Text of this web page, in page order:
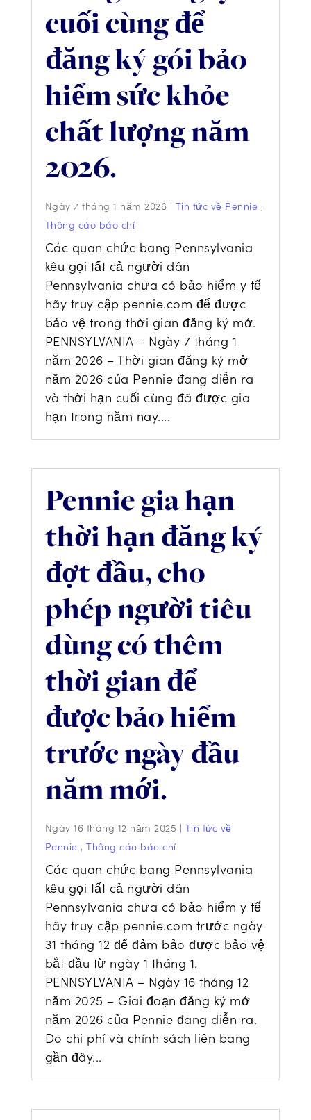
cuối cùng để
đăng ký gói bảo
hiểm sức khỏe
chất lượng năm
2026.
Ngày 7 tháng 1 năm 2026 | Tin tức về Pennie ,
Thông cáo báo chí
Các quan chức bang Pennsylvania
kêu gọi tất cả người dân
Pennsylvania chưa có bảo hiểm y tế
hãy truy cập pennie.com để được
bảo vệ trong thời gian đăng ký mở.
PENNSYLVANIA – Ngày 7 tháng 1
năm 2026 – Thời gian đăng ký mở
năm 2026 của Pennie đang diễn ra
và thời hạn cuối cùng đã được gia
hạn trong năm nay....
Pennie gia hạn
thời hạn đăng ký
đợt đầu, cho
phép người tiêu
dùng có thêm
thời gian để
được bảo hiểm
trước ngày đầu
năm mới.
Ngày 16 tháng 12 năm 2025 | Tin tức về
Pennie ,Thông cáo báo chí
Các quan chức bang Pennsylvania
kêu gọi tất cả người dân
Pennsylvania chưa có bảo hiểm y tế
hãy truy cập pennie.com trước ngày
31 tháng 12 để đảm bảo được bảo vệ
bắt đầu từ ngày 1 tháng 1.
PENNSYLVANIA – Ngày 16 tháng 12
năm 2025 – Giai đoạn đăng ký mở
năm 2026 của Pennie đang diễn ra.
Do chi phí và chính sách liên bang
gần đây...